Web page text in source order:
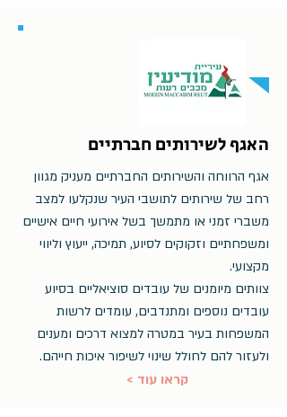
האגף לשירותים חברתיים
אגף הרווחה והשירותים החברתיים מעניק מגוון
רחב של שירותים לתושבי העיר שנקלעו למצב
משברי זמני או מתמשך בשל אירועי חיים אישיים
ומשפחתיים וזקוקים לסיוע, תמיכה, ייעוץ וליווי
מקצועי.
צוותים מיומנים של עובדים סוציאליים בסיוע
עובדים נוספים ומתנדבים, עומדים לרשות
המשפחות בעיר במטרה למצוא דרכים ומענים
ולעזור להם לחולל שינוי לשיפור איכות חייהם.
< קראו עוד